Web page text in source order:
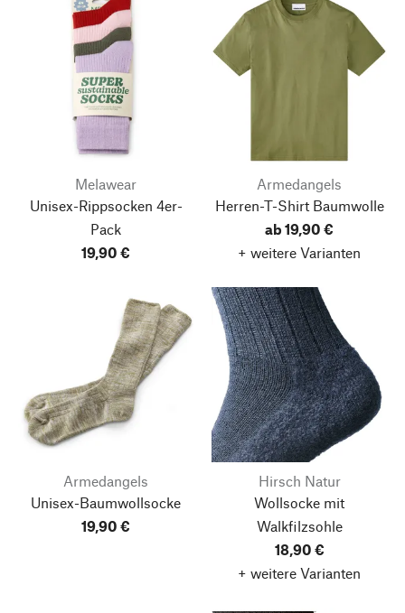
Melawear
Unisex-Rippsocken 4er-
Pack
19,90 €
Armedangels
Herren-T-Shirt Baumwolle
ab 19,90 €
+ weitere Varianten
Armedangels
Unisex-Baumwollsocke
19,90 €
Hirsch Natur
Wollsocke mit
Walkfilzsohle
18,90 €
+ weitere Varianten